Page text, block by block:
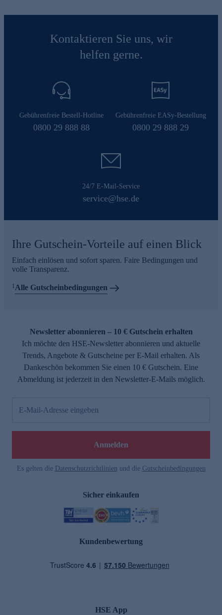
Kontaktieren Sie uns, wir
helfen gerne.
Gebührenfreie Bestell-Hotline
0800 29 888 88
Gebührenfreie EASy-Bestellung
0800 29 888 29
24/7 E-Mail-Service
service@hse.de
Ihre Gutschein-Vorteile auf einen Blick
Einfach einlösen und sofort sparen. Faire Bedingungen und
volle Transparenz.
1 Alle Gutscheinbedingungen
Newsletter abonnieren – 10 € Gutschein erhalten
Ich möchte den HSE-Newsletter abonnieren und aktuelle
Trends, Angebote & Gutscheine per E-Mail erhalten. Als
Dankeschön bekommen Sie einen 10 € Gutschein. Eine
Abmeldung ist jederzeit in den Newsletter-E-Mails möglich.
E-Mail-Adresse eingeben
Anmelden
Es gelten die Datenschutzrichtlinien und die Gutscheinbedingungen
Sicher einkaufen
Kundenbewertung
HSE App